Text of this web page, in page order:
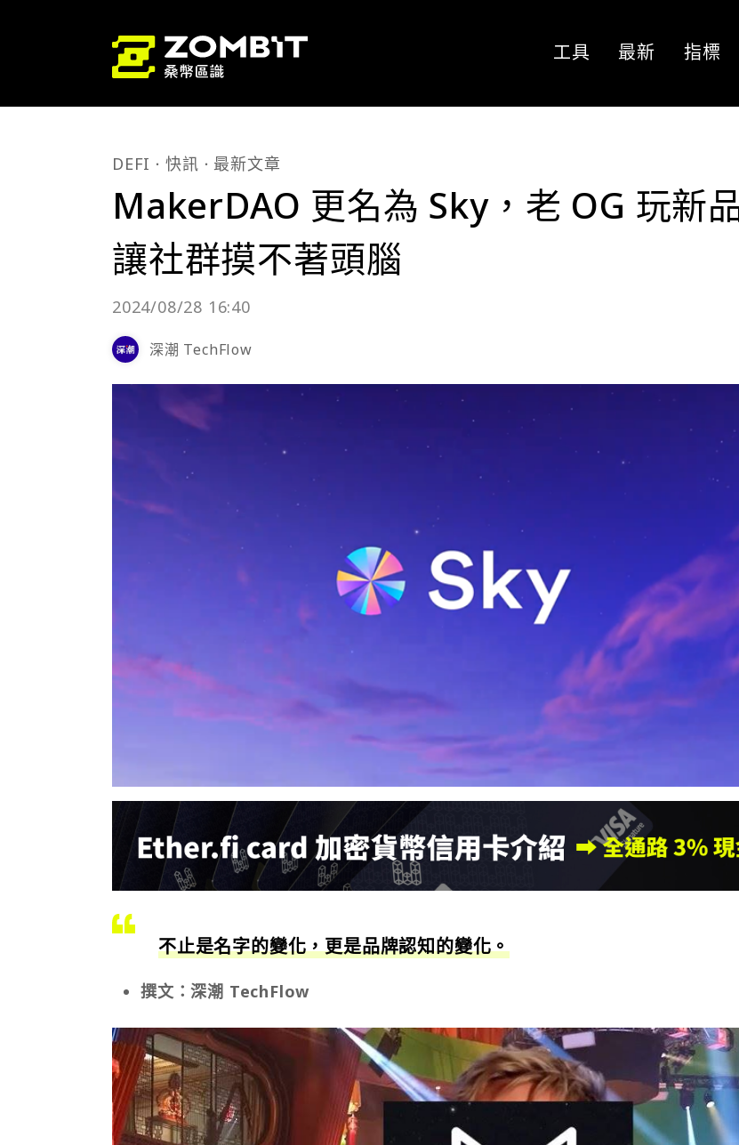
工具 最新 指標
DEFI 快訊 最新文章
MakerDAO 更名為 Sky，老 OG 玩新
讓社群摸不著頭腦
2024/08/28 16:40
深潮 TechFlow
不止是名字的變化，更是品牌認知的變化。
撰文：深潮 TechFlow